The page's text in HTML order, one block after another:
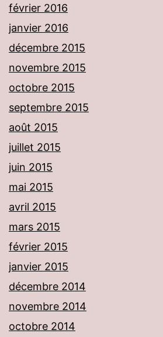
février 2016
janvier 2016
décembre 2015
novembre 2015
octobre 2015
septembre 2015
août 2015
juillet 2015
juin 2015
mai 2015
avril 2015
mars 2015
février 2015
janvier 2015
décembre 2014
novembre 2014
octobre 2014